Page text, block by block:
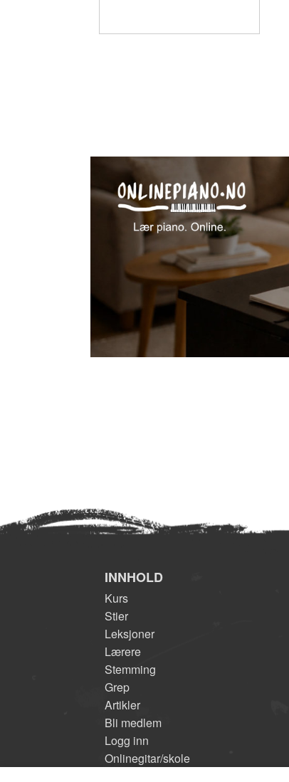
INNHOLD
Kurs
Stier
Leksjoner
Lærere
Stemming
Grep
Artikler
Bli medlem
Logg inn
Onlinegitar/skole